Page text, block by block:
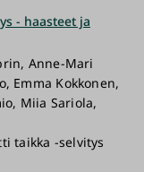
- haasteet ja
Anne-Mari
Emma Kokkonen,
Miia Sariola,
taikka -selvitys